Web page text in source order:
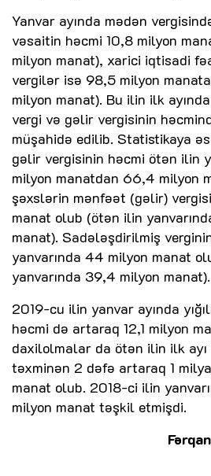
Yanvar ayında mədən
vəsaitin həcmi 10,8 milyon
milyon manat), xarici iqtisadi
vergilər isə 98,5 milyon
milyon manat). Bu ilin ilk
vergi və gəlir vergisinin
müşahidə edilib. Statistikaya
gəlir vergisinin həcmi ötən ilin
milyon manatdan 66,4 milyon
şəxslərin mənfəət (gəlir)
manat olub (ötən ilin
manat). Sadələşdirilmiş
yanvarında 44 milyon manat
yanvarında 39,4 milyon manat).
2019-cu ilin yanvar ayında
həcmi də artaraq 12,1 milyon
daxilolmalar da ötən ilin ilk
təxminən 2 dəfə artaraq 1
manat olub. 2018-ci ilin
milyon manat təşkil etmişdi.